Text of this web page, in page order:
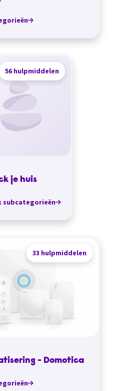
56 hulpmiddelen
je huis
subcategorieën
33 hulpmiddelen
- Domotica